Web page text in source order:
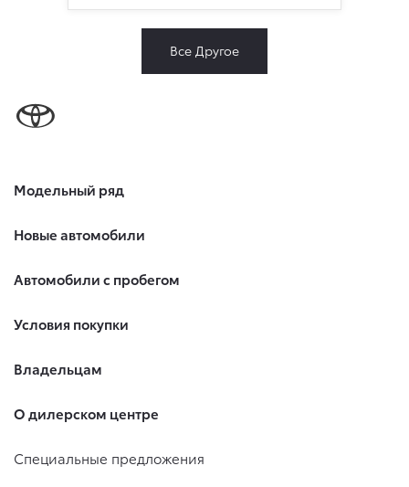
Все Другое
Модельный ряд
Новые автомобили
Автомобили с пробегом
Условия покупки
Владельцам
О дилерском центре
Специальные предложения